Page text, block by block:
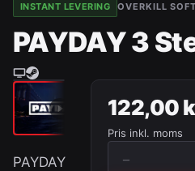
INSTANT LEVERING OVERKILL
PAYDAY 3
PAYDAY
122,00
Pris inkl. moms
−